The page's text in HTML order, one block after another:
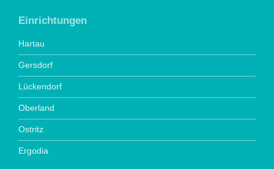
Einrichtungen
Hartau
Gersdorf
Lückendorf
Oberland
Ostritz
Ergodia